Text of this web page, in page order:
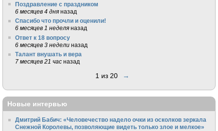
Поздравление с праздником
6 месяцев 4 дня назад
Спасибо что прочли и оценили!
6 месяцев 1 неделя назад
Ответ к 18 вопросу
6 месяцев 3 недели назад
Талант внушать и вера
7 месяцев 21 час назад
1 из 20 →
Новые интервью
Дмитрий Бабич: «Человечество надело очки из осколков зеркала
Снежной Королевы, позволяющие видеть только злое и мелкое»